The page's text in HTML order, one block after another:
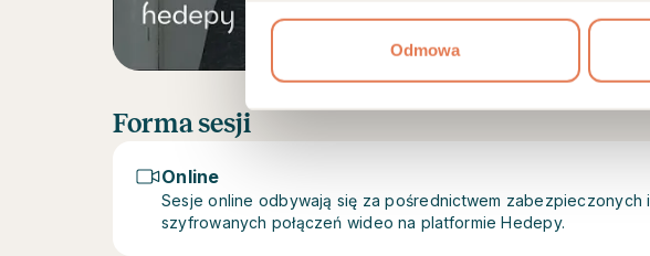
Odmowa
Forma sesji
Online
Sesje online odbywają się za pośrednictwem zabezpieczonych i
szyfrowanych połączeń wideo na platformie Hedepy.